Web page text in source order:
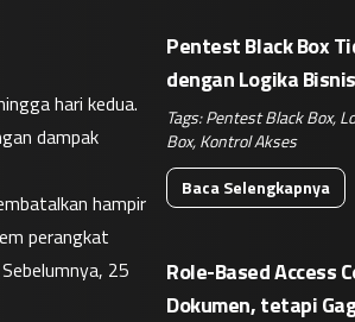
hari kedua.
dampak
hampir
perangkat
25
Pentest Black Box
dengan Logika
Tags:Pentest Black Box,
Box,Kontrol Akses
Baca Selengkapnya
Role-Based Access
Dokumen, tetapi